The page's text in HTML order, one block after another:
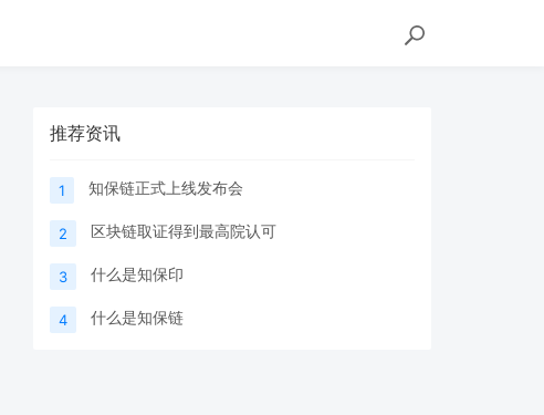
推荐资讯
1 知保链正式上线发布会
2 区块链取证得到最高院认可
3 什么是知保印
4 什么是知保链